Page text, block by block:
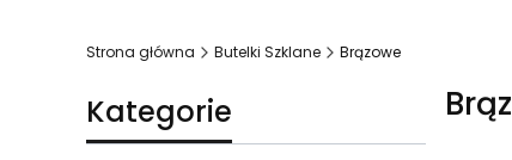
Strona główna Butelki Szklane Brązowe
Kategorie